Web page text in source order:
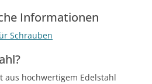
Informationen
Schrauben
aus hochwertigem Edelstahl